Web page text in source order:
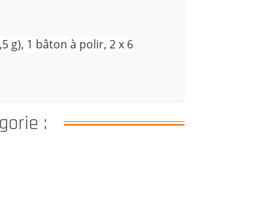
g), 1 bâton à polir, 2 x 6
: